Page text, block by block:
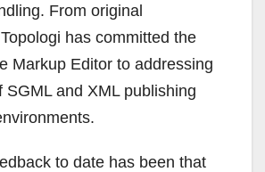
From original
has committed the
Markup Editor to addressing
SGML and XML publishing
to date has been that